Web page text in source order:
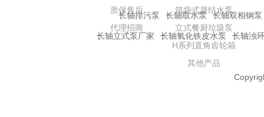
质保售后
代理招商
筒袋式凝结水泵
立式餐厨垃圾泵
H系列直角齿轮箱
其他产品
长轴排污泵 长轴取水泵 长轴双相钢泵
长轴立式泵厂家 长轴氧化铁皮水泵 长轴浊